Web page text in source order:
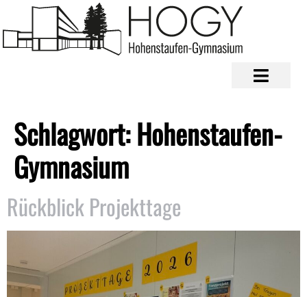
Schlagwort:Hohenstaufen-
Gymnasium
Rückblick Projekttage